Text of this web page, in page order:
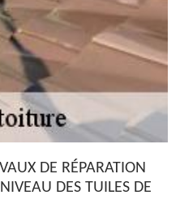
DE RÉPARATION
DES TUILES DE